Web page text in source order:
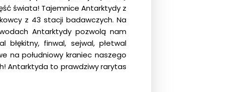
świata! Tajemnice Antarktydy z
z 43 stacji badawczych. Na
Antarktydy pozwolą nam
błękitny, finwal, sejwal, płetwal
na południowy kraniec naszego
Antarktyda to prawdziwy rarytas